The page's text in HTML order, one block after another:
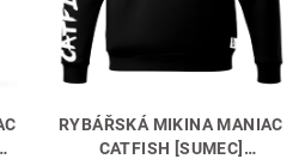
RYBÁŘSKÁ MIKINA MANIAC
CATFISH [SUMEC]